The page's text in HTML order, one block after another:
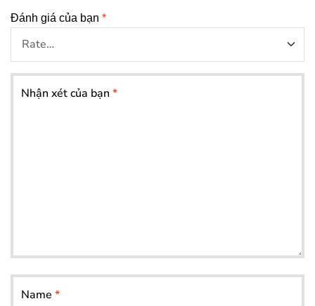
Đánh giá của bạn *
Nhận xét của bạn *
Name *